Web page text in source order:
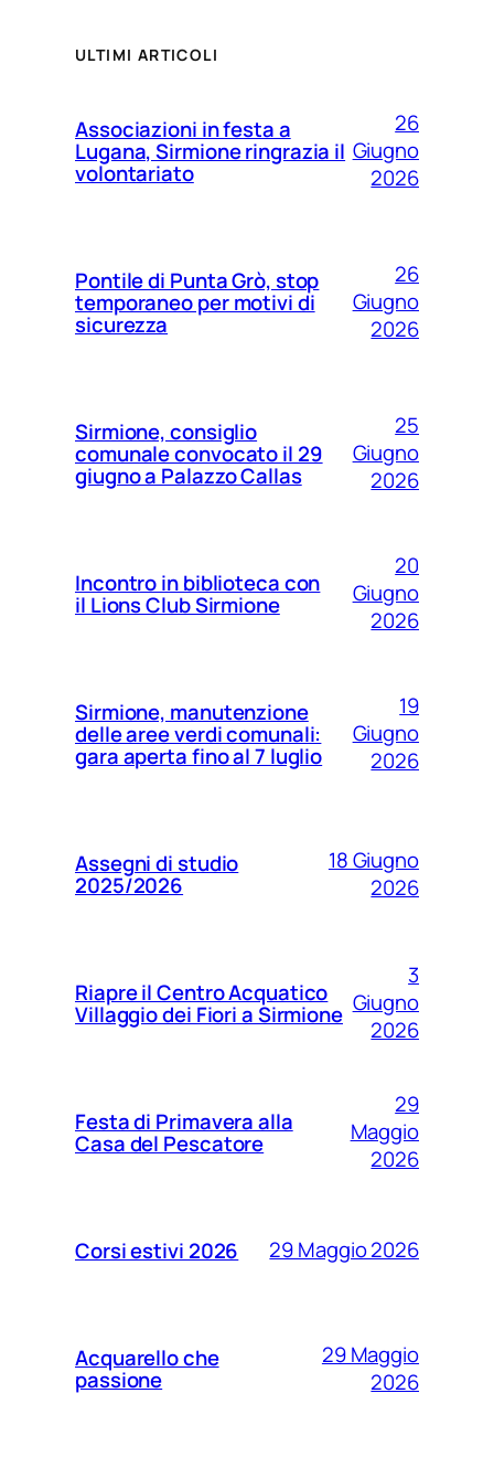
ULTIMI ARTICOLI
Associazioni in festa a
Lugana, Sirmione ringrazia il
volontariato
26
Giugno
2026
Pontile di Punta Grò, stop
temporaneo per motivi di
sicurezza
26
Giugno
2026
Sirmione, consiglio
comunale convocato il 29
giugno a Palazzo Callas
25
Giugno
2026
Incontro in biblioteca con
il Lions Club Sirmione
20
Giugno
2026
Sirmione, manutenzione
delle aree verdi comunali:
gara aperta fino al 7 luglio
19
Giugno
2026
Assegni di studio
2025/2026
18 Giugno
2026
Riapre il Centro Acquatico
Villaggio dei Fiori a Sirmione
3
Giugno
2026
Festa di Primavera alla
Casa del Pescatore
29
Maggio
2026
Corsi estivi 2026 29 Maggio 2026
Acquarello che
passione
29 Maggio
2026